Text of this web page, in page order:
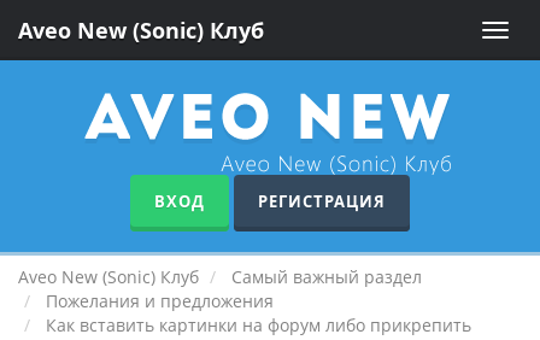
Toggle
Aveo New (Sonic) Клуб
ВХОД РЕГИСТРАЦИЯ
Aveo New (Sonic) Клуб
Самый важный раздел
Пожелания и предложения
Как вставить картинки на форум либо прикрепить